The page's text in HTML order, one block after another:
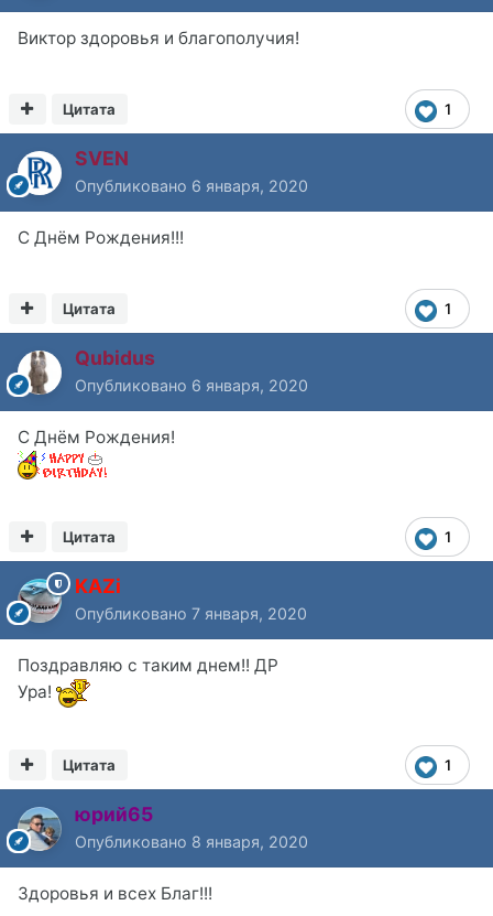
Виктор здоровья и благополучия!
1
Цитата
SVEN
Опубликовано 6 января, 2020
С Днём Рождения!!!
1
Цитата
Qubidus
Опубликовано 6 января, 2020
С Днём Рождения!
1
Цитата
KAZi
Опубликовано 7 января, 2020
Поздравляю с таким днем!! ДР
Ура!
1
Цитата
юрий65
Опубликовано 8 января, 2020
Здоровья и всех Благ!!!